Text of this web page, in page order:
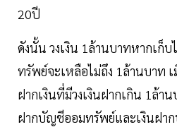
20ปี
ดังนั้น วงเงิน 1ล้านบาทหากเก็
ทรัพย์จะเหลือไม่ถึง 1ล้านบาท
ฝากเงินที่มีวงเงินฝากเกิน 1ล้า
ฝากบัญชีออมทรัพย์และเงินฝาก